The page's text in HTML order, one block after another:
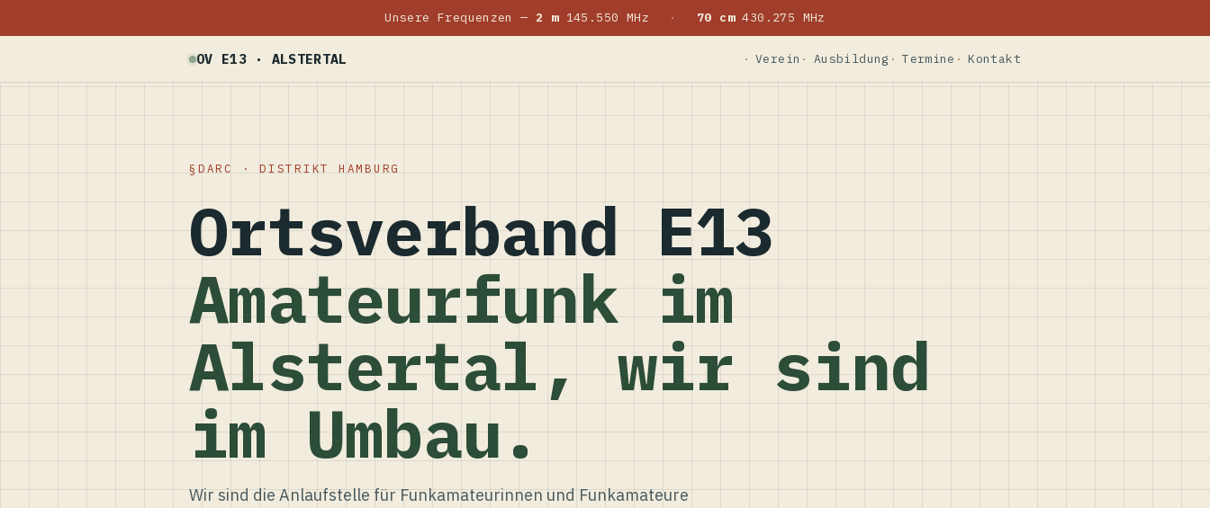
Unsere Frequenzen — 2 m145.550 MHz · 70 cm430.275 MHz
OV E13 · ALSTERTAL Verein Ausbildung Termine Kontakt
DARC · DISTRIKT HAMBURG
Ortsverband E13
Amateurfunk im
Alstertal, wir sind
im Umbau.
Wir sind die Anlaufstelle für Funkamateurinnen und Funkamateure